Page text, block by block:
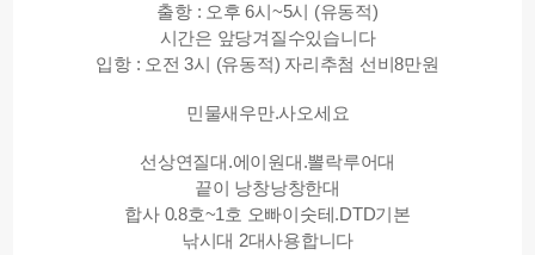
출항 : 오후 6시~5시 (유동적)
시간은 앞당겨질수있습니다
입항 : 오전 3시 (유동적) 자리추첨 선비8만원
민물새우만.사오세요
선상연질대.에이원대.뽈락루어대
끝이 낭창낭창한대
합사 0.8호~1호 오빠이숫테.DTD기본
낚시대 2대사용합니다